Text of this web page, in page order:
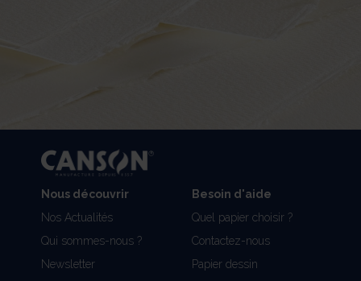
Nous découvrir
Nos Actualités
Qui sommes-nous ?
Newsletter
Besoin d'aide
Quel papier choisir ?
Contactez-nous
Papier dessin